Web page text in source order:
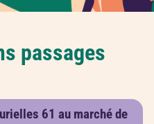
passages
61 au marché de